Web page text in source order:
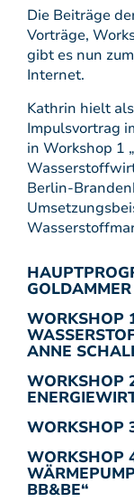
Die Beiträge
Vorträge,
gibt es nun
Internet.
Kathrin hielt
Impulsvortrag
in Workshop 1
Berlin-
GOLDAMMER
WORKSHOP
ANNE
WORKSHOP
WORKSHOP
WORKSHOP
BB&BE“